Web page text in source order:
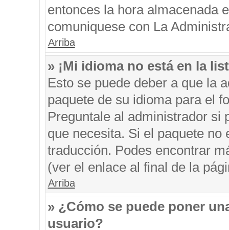
entonces la hora almacenada
comuniquese con La
Arriba
» ¡Mi idioma no está en la
Esto se puede deber a que la
paquete de su idioma para el
Preguntale al administrador si
que necesita. Si el paquete
traducción. Podes encontrar
(ver el enlace al final de la
Arriba
» ¿Cómo se puede poner
usuario?